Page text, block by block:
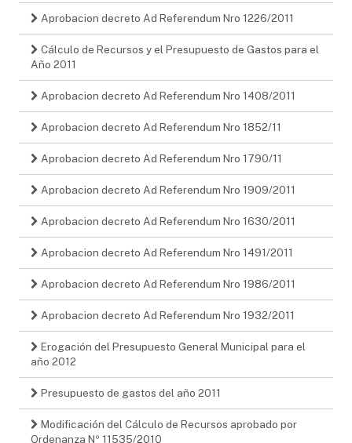
Aprobacion decreto Ad Referendum Nro 1226/2011
Cálculo de Recursos y el Presupuesto de Gastos para el
Año 2011
Aprobacion decreto Ad Referendum Nro 1408/2011
Aprobacion decreto Ad Referendum Nro 1852/11
Aprobacion decreto Ad Referendum Nro 1790/11
Aprobacion decreto Ad Referendum Nro 1909/2011
Aprobacion decreto Ad Referendum Nro 1630/2011
Aprobacion decreto Ad Referendum Nro 1491/2011
Aprobacion decreto Ad Referendum Nro 1986/2011
Aprobacion decreto Ad Referendum Nro 1932/2011
Erogación del Presupuesto General Municipal para el
año 2012
Presupuesto de gastos del año 2011
Modificación del Cálculo de Recursos aprobado por
Ordenanza Nº 11535/2010